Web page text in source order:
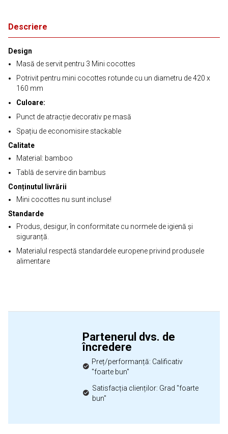
Descriere
Design
Masă de servit pentru 3 Mini cocottes
Potrivit pentru mini cocottes rotunde cu un diametru de 420 x
160 mm
Culoare:
Punct de atracție decorativ pe masă
Spațiu de economisire stackable
Calitate
Material: bamboo
Tablă de servire din bambus
Conținutul livrării
Mini cocottes nu sunt incluse!
Standarde
Produs, desigur, în conformitate cu normele de igienă și
siguranță.
Materialul respectă standardele europene privind produsele
alimentare
Partenerul dvs. de
încredere
Preț/performanță: Calificativ
"foarte bun"
Satisfacția clienților: Grad "foarte
bun"